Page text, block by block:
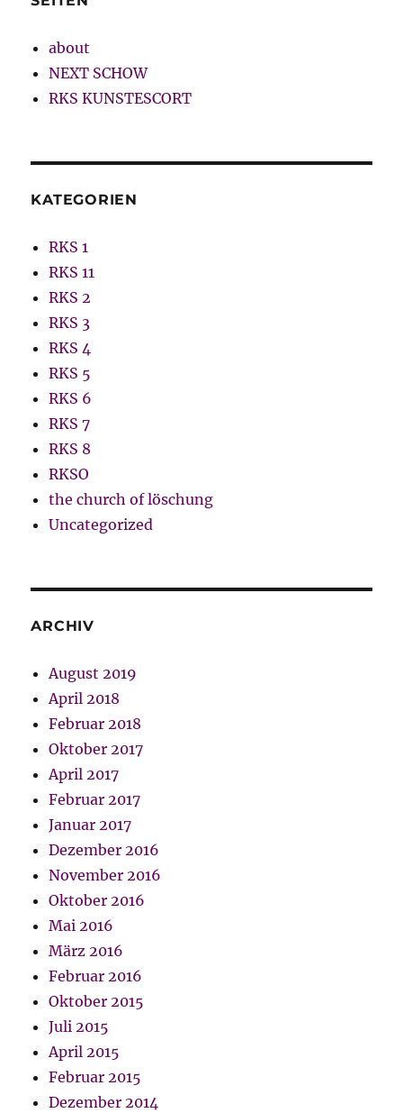
about
NEXT SCHOW
RKS KUNSTESCORT
KATEGORIEN
RKS 1
RKS 11
RKS 2
RKS 3
RKS 4
RKS 5
RKS 6
RKS 7
RKS 8
RKSO
the church of löschung
Uncategorized
ARCHIV
August 2019
April 2018
Februar 2018
Oktober 2017
April 2017
Februar 2017
Januar 2017
Dezember 2016
November 2016
Oktober 2016
Mai 2016
März 2016
Februar 2016
Oktober 2015
Juli 2015
April 2015
Februar 2015
Dezember 2014